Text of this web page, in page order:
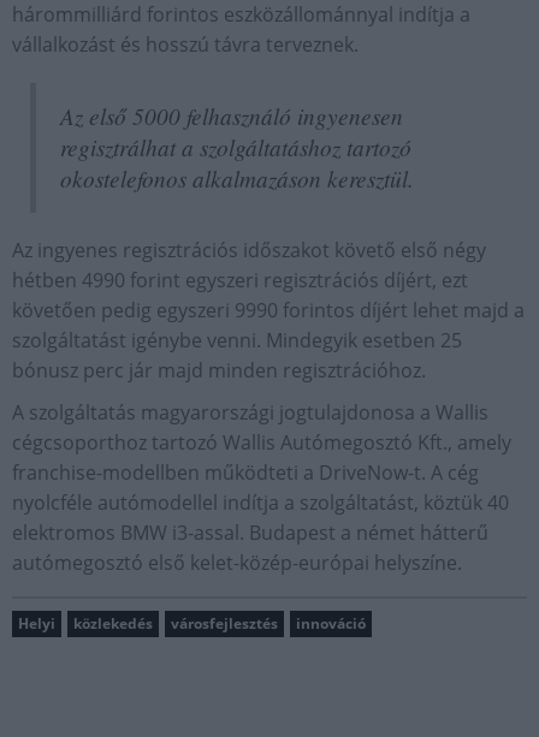
hárommilliárd forintos eszközállománnyal indítja a
vállalkozást és hosszú távra terveznek.
Az első 5000 felhasználó ingyenesen
regisztrálhat a szolgáltatáshoz tartozó
okostelefonos alkalmazáson keresztül.
Az ingyenes regisztrációs időszakot követő első négy
hétben 4990 forint egyszeri regisztrációs díjért, ezt
követően pedig egyszeri 9990 forintos díjért lehet majd a
szolgáltatást igénybe venni. Mindegyik esetben 25
bónusz perc jár majd minden regisztrációhoz.
A szolgáltatás magyarországi jogtulajdonosa a Wallis
cégcsoporthoz tartozó Wallis Autómegosztó Kft., amely
franchise-modellben működteti a DriveNow-t. A cég
nyolcféle autómodellel indítja a szolgáltatást, köztük 40
elektromos BMW i3-assal. Budapest a német hátterű
autómegosztó első kelet-közép-európai helyszíne.
Helyi közlekedés városfejlesztés innováció